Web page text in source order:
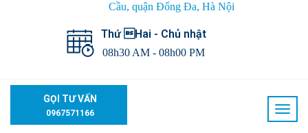
Cầu, quận Đống Đa, Hà Nội
Thứ Hai - Chủ nhật
08h30 AM - 08h00 PM
GỌI TƯ VẤN
0967571166